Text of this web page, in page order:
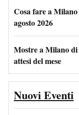
Cosa fare a
agosto 2026
Mostre a Milano di
attesi del mese
Nuovi Eventi